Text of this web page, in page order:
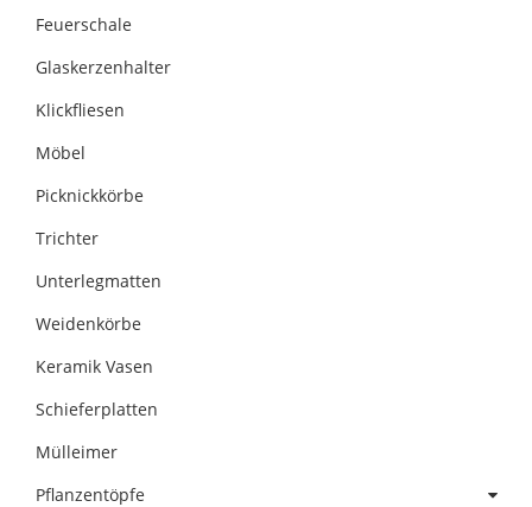
Feuerschale
Glaskerzenhalter
Klickfliesen
Möbel
Picknickkörbe
Trichter
Unterlegmatten
Weidenkörbe
Keramik Vasen
Schieferplatten
Mülleimer
Pflanzentöpfe